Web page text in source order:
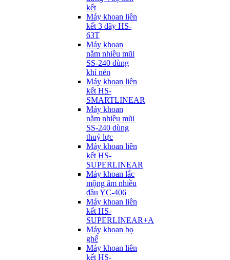
kết
Máy khoan liên
kết 3 dãy HS-
63T
Máy khoan
nằm nhiều mũi
SS-240 dùng
khí nén
Máy khoan liên
kết HS-
SMARTLINEAR
Máy khoan
nằm nhiều mũi
SS-240 dùng
thuỷ lực
Máy khoan liên
kết HS-
SUPERLINEAR
Máy khoan lắc
mộng âm nhiều
đầu YC-406
Máy khoan liên
kết HS-
SUPERLINEAR+A
Máy khoan bọ
ghế
Máy khoan liên
kết HS-